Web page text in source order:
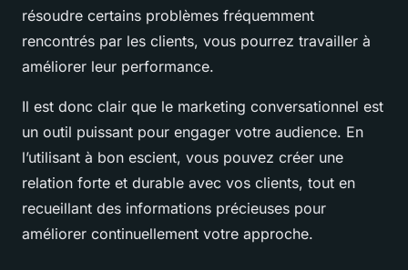
résoudre certains problèmes fréquemment
rencontrés par les clients, vous pourrez travailler à
améliorer leur performance.
Il est donc clair que le marketing conversationnel est
un outil puissant pour engager votre audience. En
l’utilisant à bon escient, vous pouvez créer une
relation forte et durable avec vos clients, tout en
recueillant des informations précieuses pour
améliorer continuellement votre approche.